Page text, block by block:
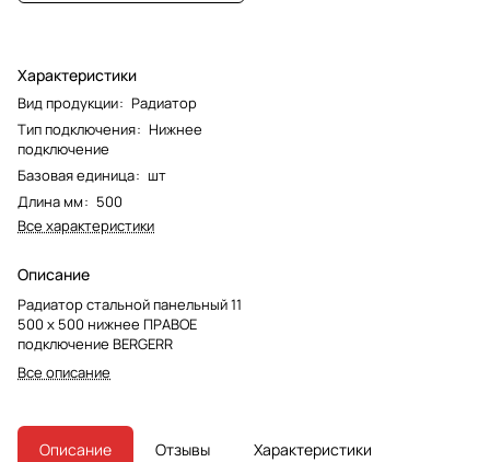
Характеристики
Вид продукции: Радиатор
Тип подключения: Нижнее
подключение
Базовая единица: шт
Длина мм: 500
Все характеристики
Описание
Радиатор стальной панельный 11
500 x 500 нижнее ПРАВОЕ
подключение BERGERR
Все описание
Описание Отзывы Характеристики